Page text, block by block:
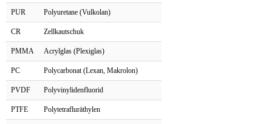
PUR Polyuretane (Vulkolan)
CR Zellkautschuk
PMMA Acrylglas (Plexiglas)
PC Polycarbonat (Lexan, Makrolon)
PVDF Polyvinylidenfluorid
PTFE Polytetrafluräthylen